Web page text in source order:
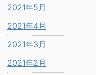
2021年5月
2021年4月
2021年3月
2021年2月